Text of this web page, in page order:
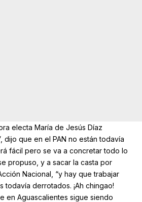
electa María de Jesús Díaz
dijo que en el PAN no están todavía
fácil pero se va a concretar todo lo
propuso, y a sacar la casta por
Nacional, “y hay que trabajar
todavía derrotados. ¡Ah chingao!
en Aguascalientes sigue siendo